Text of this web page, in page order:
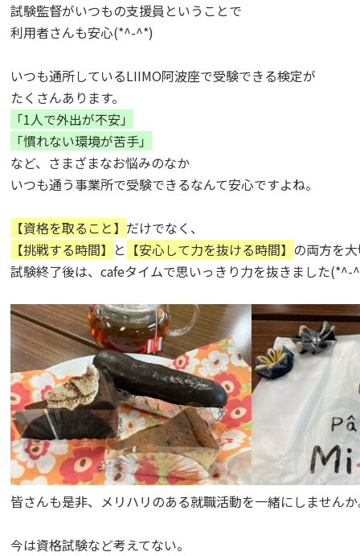
試験監督がいつもの支援員ということで
利用者さんも安心(*^-^*)
いつも通所しているLIIMO阿波座で受験できる検定が
たくさんあります。
「1人で外出が不安」
「慣れない環境が苦手」
など、さまざまなお悩みのなか
いつも通う事業所で受験できるなんて安心ですよね。
【資格を取ること】 だけでなく、
【挑戦する時間】 と 【安心して力を抜ける時間】 の両方を
試験終了後は、cafeタイムで思いっきり力を抜きました(*^-
皆さんも是非、メリハリのある就職活動を一緒にしません
今は資格試験など考えてない。